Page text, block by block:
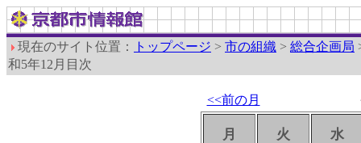
現在のサイト位置： トップページ > 市の組織 > 総合企画局
和5年12月目次
<<前の月
月 火 水